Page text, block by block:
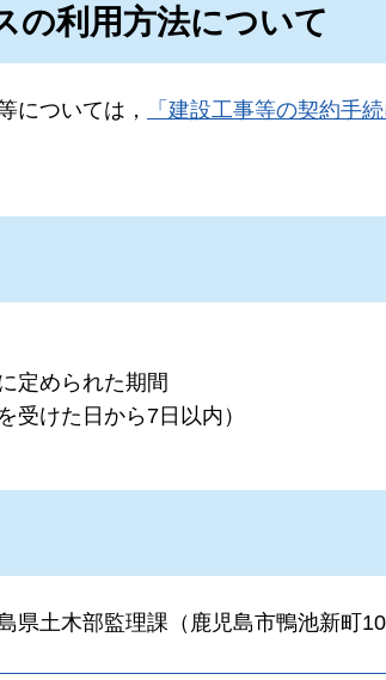
の利用方法について
については， 「建設工事等の契約手
定められた期間
受けた日から7日以内）
県土木部監理課（鹿児島市鴨池新町